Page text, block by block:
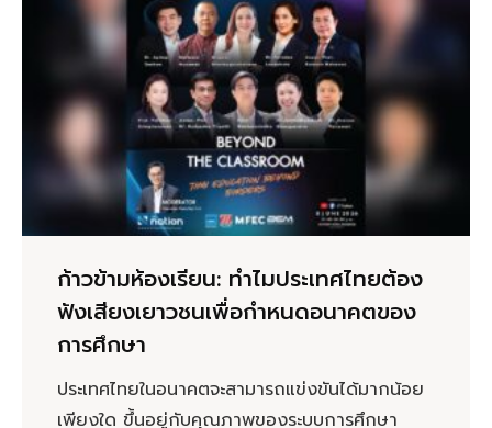
ก้าวข้ามห้องเรียน: ทำไมประเทศไทยต้อง
ฟังเสียงเยาวชนเพื่อกำหนดอนาคตของ
การศึกษา
ประเทศไทยในอนาคตจะสามารถแข่งขันได้มากน้อย
เพียงใด ขึ้นอยู่กับคุณภาพของระบบการศึกษา